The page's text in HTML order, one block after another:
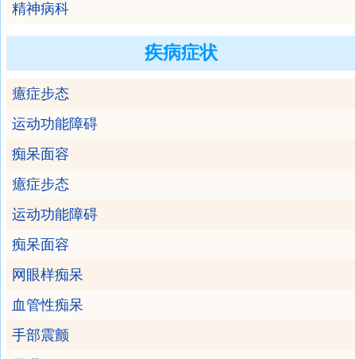
精神病科
疾病症状
癔症步态
运动功能障碍
痴呆面容
癔症步态
运动功能障碍
痴呆面容
网眼样痴呆
血管性痴呆
手部震颤